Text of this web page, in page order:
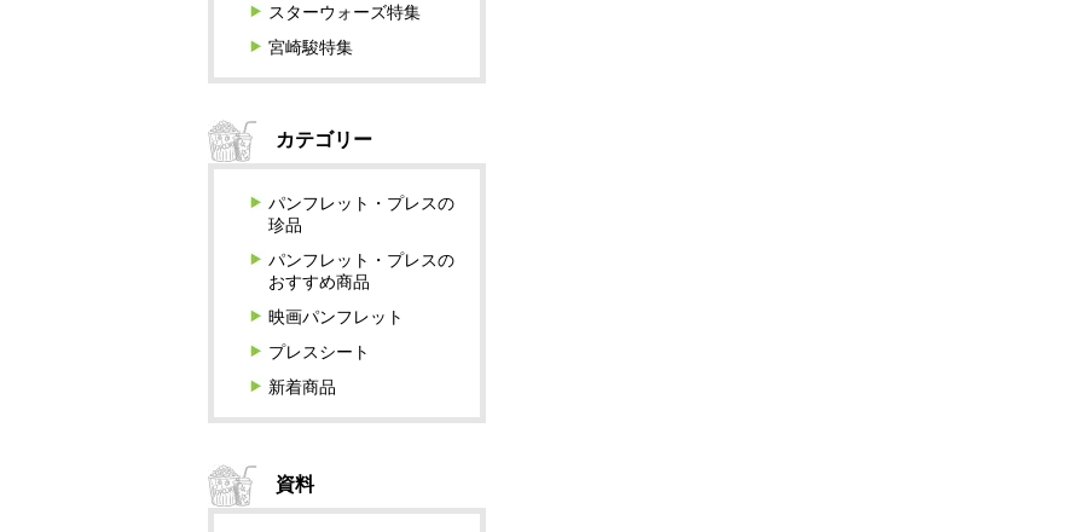
スターウォーズ特集
宮崎駿特集
カテゴリー
パンフレット・プレスの
珍品
パンフレット・プレスの
おすすめ商品
映画パンフレット
プレスシート
新着商品
資料